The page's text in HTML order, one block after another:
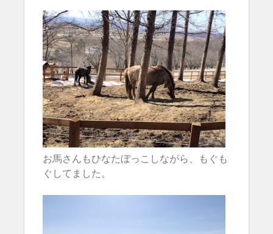
お馬さんもひなたぼっこしながら、もぐも
ぐしてました。